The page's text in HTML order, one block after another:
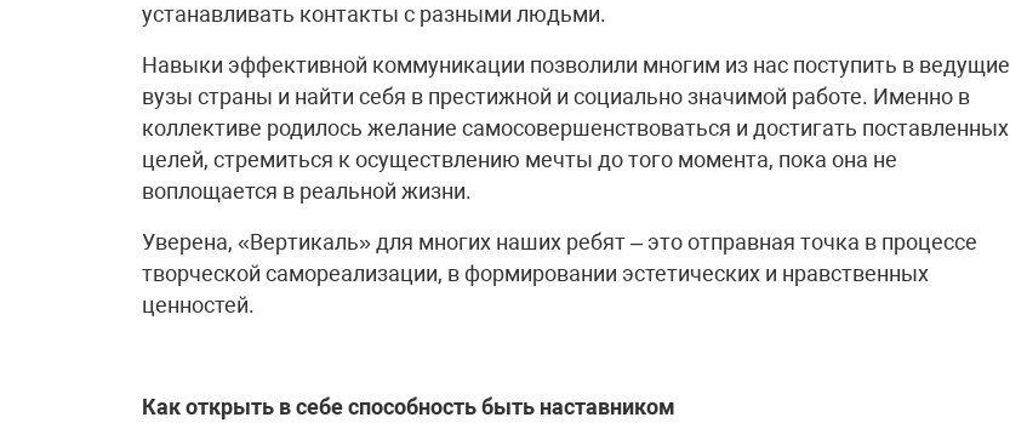
устанавливать контакты с разными людьми.
Навыки эффективной коммуникации позволили многим из нас поступить в ведущие
вузы страны и найти себя в престижной и социально значимой работе. Именно в
коллективе родилось желание самосовершенствоваться и достигать поставленных
целей, стремиться к осуществлению мечты до того момента, пока она не
воплощается в реальной жизни.
Уверена, «Вертикаль» для многих наших ребят – это отправная точка в процессе
творческой самореализации, в формировании эстетических и нравственных
ценностей.
Как открыть в себе способность быть наставником